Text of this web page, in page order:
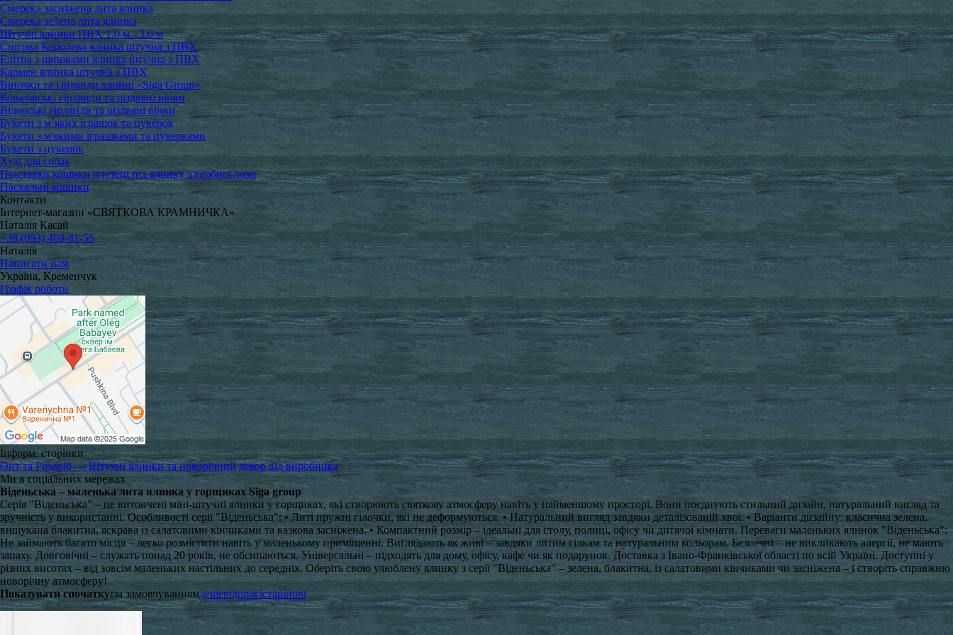
Смерека засніжена лита ялинка
Смерека зелена лита ялинка
Штучні ялинки ПВХ 1.0 м - 3.0 м
Снігова Королева ялинка штучна з ПВХ
Елітна з шишками ялинка штучна з ПВХ
Кармен ялинка штучна з ПВХ
Віночки та гірлянди хвойні «Siga Group»
Ковалівські гірлянди та різдвяні вінки
Віденські гірлянди та різдвяні вінки
Букети з м’яких іграшок та цукерок
Букети з м'якими іграшками та цукерками
Букети з цукерок
Худі для собак
Підставки кошики плетені під ялинку з вербної лози
Пасхальні кошики
Контакти
Інтернет-магазин «СВЯТКОВА КРАМНИЧКА»
Наталія Касай
+38 (093) 469-81-55
Наталія
Написати нам
Україна, Кременчук
Графік роботи
Інформ. сторінки
Опт та Роздріб — Штучні ялинки та новорічний декор від виробника
Ми в соціальних мережах
Віденьська – маленька лита ялинка у горщиках Siga group
Серія "Віденьська" – це витончені міні-штучні ялинки у горщиках, які створюють святкову атмосферу навіть у найменшому просторі. Вони поєднують стильний дизайн, натуральний вигляд та
зручність у використанні. Особливості серії "Віденьська": • Литі пружні гілочки, які не деформуються. • Натуральний вигляд завдяки деталізованій хвої. • Варіанти дизайну: класична зелена,
вишукана блакитна, яскрава із салатовими кінчиками та казкова засніжена. • Компактний розмір – ідеальні для столу, полиці, офісу чи дитячої кімнати. Переваги маленьких ялинок "Віденьська":
Не займають багато місця – легко розмістити навіть у маленькому приміщенні. Виглядають як живі – завдяки литим гілкам та натуральним кольорам. Безпечні – не викликають алергії, не мають
запаху. Довговічні – служать понад 20 років, не обсипаються. Універсальні – підходять для дому, офісу, кафе чи як подарунок. Доставка з Івано-Франківської області по всій Україні. Доступні у
різних висотах – від зовсім маленьких настільних до середніх. Оберіть свою улюблену ялинку з серії "Віденьська" – зелена, блакитна, із салатовими кінчиками чи засніжена – і створіть справжню
новорічну атмосферу!
Показувати спочатку:за замовчуваннямдешевідорогістарінові